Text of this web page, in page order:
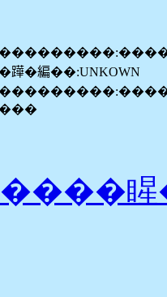
�𨅯�編��:UNKOWN
���